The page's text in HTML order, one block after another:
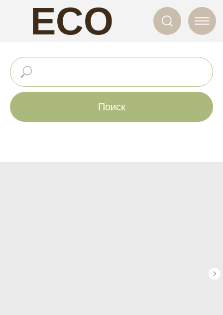
ECO
NAILS
Поиск